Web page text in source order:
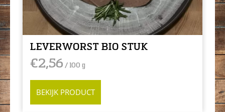
LEVERWORST BIO STUK
€2,56 / 100 g
BEKIJK PRODUCT